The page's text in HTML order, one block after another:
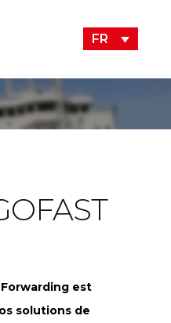
FR
est
solutions de